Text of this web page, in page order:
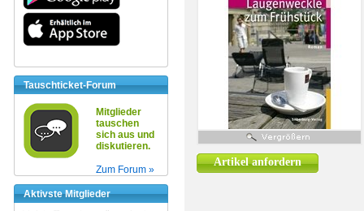
Tauschticket-Forum
Mitglieder
tauschen
sich aus und
diskutieren.
Zum Forum »
Aktivste Mitglieder
Artikel anfordern